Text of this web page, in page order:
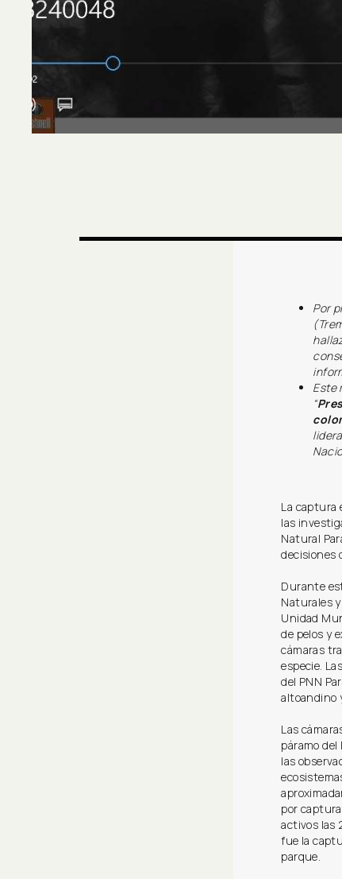
Por
Este
“
La captura
las
Natural
decisiones
Durante
Naturales
Unidad
de pelos y
cámaras
especie.
del PNN
altoandino
Las
páramo
las
por
activos las
fue la
parque.